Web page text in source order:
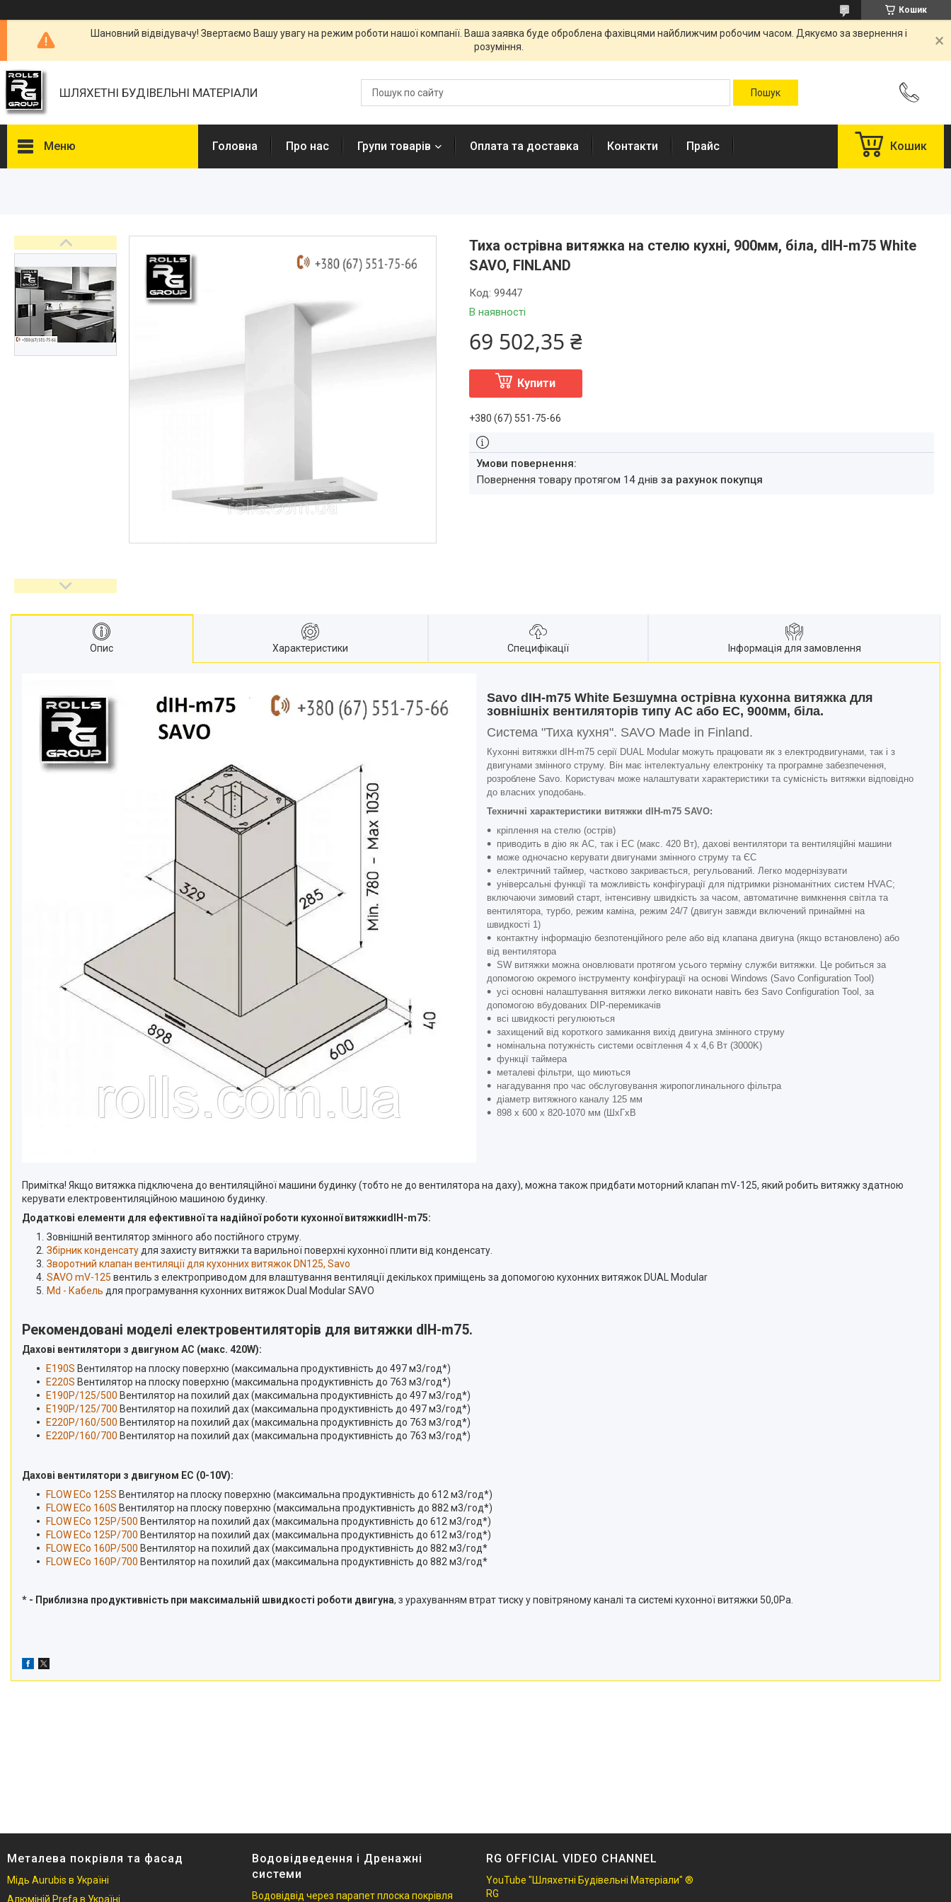
Кошик
Шановний відвідувачу! Звертаємо Вашу увагу на режим роботи нашої компанії. Ваша заявка буде оброблена фахівцями найближчим робочим часом. Дякуємо за звернення і
розуміння.
ШЛЯХЕТНІ БУДІВЕЛЬНІ МАТЕРІАЛИ
Меню
Новини
Статті
Головна Про нас Групи товарів Оплата та доставка Контакти Прайс Кошик
Тиха острівна витяжка на стелю кухні, 900мм, біла, dIH-m75 White
SAVO, FINLAND
В наявності
Код: 99447
69 502,35 ₴
Купити
+380 (67) 551-75-66
повернення товару протягом 14 днів за рахунок покупця
Опис Характеристики Специфікації Інформація для замовлення
Savo dIH-m75 White Безшумна острівна кухонна витяжка для
зовнішніх вентиляторів типу AC або EC, 900мм, біла.
Система "Тиха кухня". SAVO Made in Finland.
Кухонні витяжки dIH-m75 серії DUAL Modular можуть працювати як з електродвигунами, так і з
двигунами змінного струму. Він має інтелектуальну електроніку та програмне забезпечення,
розроблене Savo. Користувач може налаштувати характеристики та сумісність витяжки відповідно
до власних уподобань.
Техничні характеристики витяжки dIH-m75 SAVO:
кріплення на стелю (острів)
приводить в дію як AC, так і EC (макс. 420 Вт), дахові вентилятори та вентиляційні машини
може одночасно керувати двигунами змінного струму та ЄС
електричний таймер, частково закривається, регульований. Легко модернізувати
універсальні функції та можливість конфігурації для підтримки різноманітних систем HVAC;
включаючи зимовий старт, інтенсивну швидкість за часом, автоматичне вимкнення світла та
вентилятора, турбо, режим каміна, режим 24/7 (двигун завжди включений принаймні на
швидкості 1)
контактну інформацію безпотенційного реле або від клапана двигуна (якщо встановлено) або
від вентилятора
SW витяжки можна оновлювати протягом усього терміну служби витяжки. Це робиться за
допомогою окремого інструменту конфігурації на основі Windows (Savo Configuration Tool)
усі основні налаштування витяжки легко виконати навіть без Savo Configuration Tool, за
допомогою вбудованих DIP-перемикачів
всі швидкості регулюються
захищений від короткого замикання вихід двигуна змінного струму
номінальна потужність системи освітлення 4 х 4,6 Вт (3000K)
функції таймера
металеві фільтри, що миються
нагадування про час обслуговування жиропоглинального фільтра
діаметр витяжного каналу 125 мм
898 x 600 x 820-1070 мм (ШxГxВ
Примітка! Якщо витяжка підключена до вентиляційної машини будинку (тобто не до вентилятора на даху), можна також придбати моторний клапан mV-125, який робить витяжку здатною
керувати електровентиляційною машиною будинку.
Додаткові елементи для ефективної та надійної роботи кухонної витяжкиdIH-m75:
Зовнішній вентилятор змінного або постійного струму.
Збірник конденсату для захисту витяжки та варильної поверхні кухонної плити від конденсату.
Зворотний клапан вентиляції для кухонних витяжок DN125, Savo
SAVO mV-125 вентиль з електроприводом для влаштування вентиляції декількох приміщень за допомогою кухонних витяжок DUAL Modular
Md - Кабель для програмування кухонних витяжок Dual Modular SAVO
Рекомендовані моделі електровентиляторів для витяжки dIH-m75.
Дахові вентилятори з двигуном АС (макс. 420W):
E190S Вентилятор на плоску поверхню (максимальна продуктивність до 497 м3/год*)
E220S Вентилятор на плоску поверхню (максимальна продуктивність до 763 м3/год*)
E190P/125/500 Вентилятор на похилий дах (максимальна продуктивність до 497 м3/год*)
E190P/125/700 Вентилятор на похилий дах (максимальна продуктивність до 497 м3/год*)
E220P/160/500 Вентилятор на похилий дах (максимальна продуктивність до 763 м3/год*)
E220P/160/700 Вентилятор на похилий дах (максимальна продуктивність до 763 м3/год*)
Дахові вентилятори з двигуном EC (0-10V):
FLOW ECo 125S Вентилятор на плоску поверхню (максимальна продуктивність до 612 м3/год*)
FLOW ECo 160S Вентилятор на плоску поверхню (максимальна продуктивність до 882 м3/год*)
FLOW ECo 125P/500 Вентилятор на похилий дах (максимальна продуктивність до 612 м3/год*)
FLOW ECo 125P/700 Вентилятор на похилий дах (максимальна продуктивність до 612 м3/год*)
FLOW ECo 160P/500 Вентилятор на похилий дах (максимальна продуктивність до 882 м3/год*
FLOW ECo 160P/700 Вентилятор на похилий дах (максимальна продуктивність до 882 м3/год*
* - Приблизна продуктивність при максимальній швидкості роботи двигуна, з урахуванням втрат тиску у повітряному каналі та системі кухонної витяжки 50,0Ра.
Металева покрівля та фасад
Мідь Aurubis в Україні
Алюміній Prefa в Україні
Водовідведення і Дренажні
системи
Водовідвід через парапет плоска покрівля
RG OFFICIAL VIDEO CHANNEL
YouTube "Шляхетні Будівельні Матеріали" ®
RG